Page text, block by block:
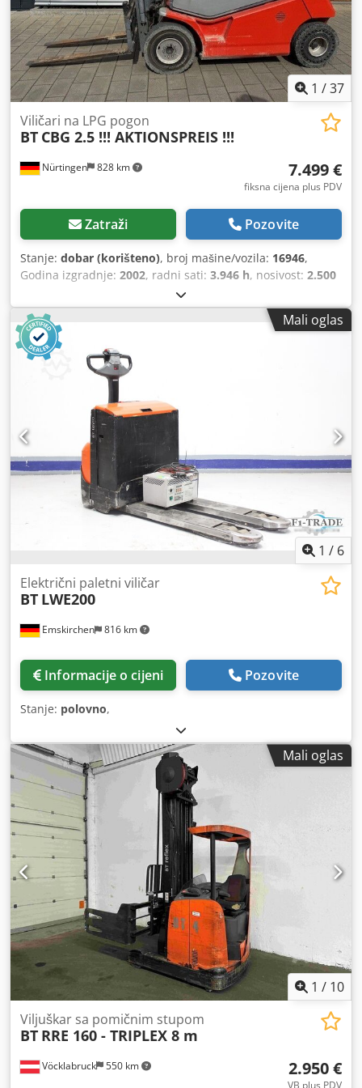
1 /37
Nürtingen 828 km
Viličari na LPG pogon
BT CBG 2.5 !!! AKTIONSPREIS !!!
7.499 €
fiksna cijena plus PDV
Zatraži Pozovite
Stanje: dobar (korišteno), broj mašine/vozila: 16946,
Godina izgradnje: 2002, radni sati: 3.946 h, nosivost: 2.500
5.000 mm
mm, središte tereta:500 mm, vrsta goriva:plin, vrsta
jarbola:
2.340 mm, duljina
vilica:1.200 mm
dimenzija stražnje gume:
4.280 kg, Oprema:
Mali oglas
1 / 6
Emskirchen 816 km
Električni paletni viličar
BT LWE200
Informacije o cijeni Pozovite
Stanje: polovno,
Mali oglas
1 / 10
Vöcklabruck 550 km
Viljuškar sa pomičnim stupom
BT RRE 160 - TRIPLEX 8 m
2.950 €
VB plus PDV